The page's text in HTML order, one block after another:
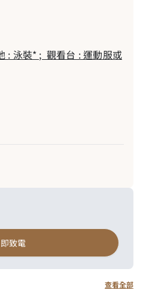
: 泳裝* ; ​ 觀看台 : 運動服或
致電
查看全部